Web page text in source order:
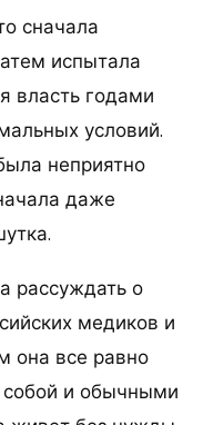
сначала
испытала
власть годами
условий.
неприятно
даже
рассуждать о
медиков и
она все равно
и обычными